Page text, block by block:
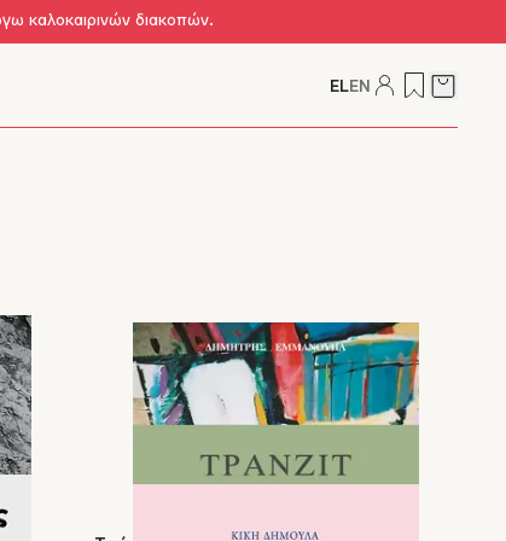
καλοκαιρινών διακοπών.
ELEN Δείτε